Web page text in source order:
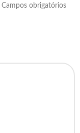
Campos obrigatórios